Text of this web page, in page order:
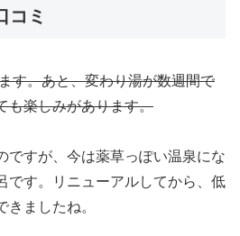
コミ
す。あと、変わり湯が数週間で
も楽しみがあります。
ですが、今は薬草っぽい温泉にな
です。リニューアルしてから、低
ましたね。